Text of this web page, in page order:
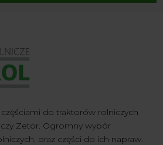
do traktorów rolniczych
Zetor. Ogromny wybór
oraz części do ich napraw.